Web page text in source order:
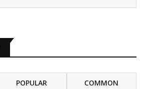
POPULAR COMMON